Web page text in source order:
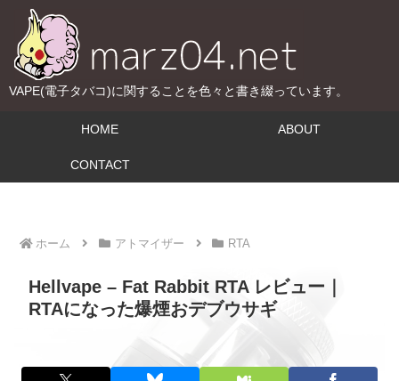
VAPE(電子タバコ)に関することを色々と書き綴っています。
HOME ABOUT
CONTACT
ホーム アトマイザー RTA
Hellvape – Fat Rabbit RTA レビュー｜
RTAになった爆煙おデブウサギ